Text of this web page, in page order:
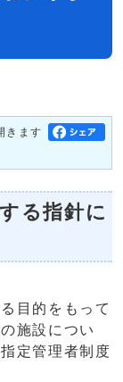
きます
る指針に
目的をもって
施設につい
定管理者制度